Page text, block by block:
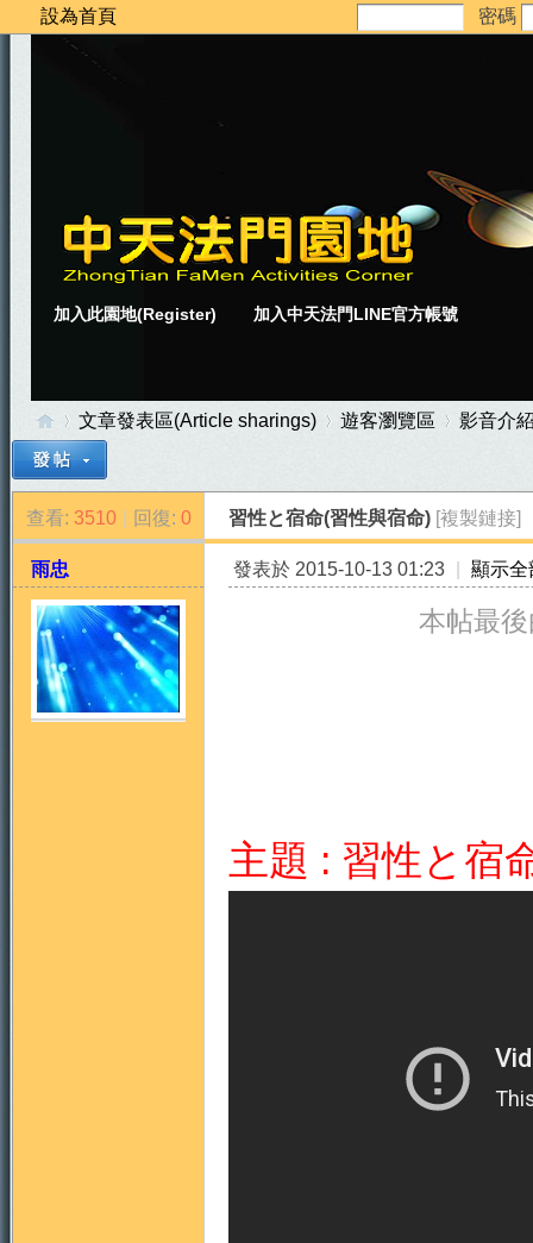
設為首頁 密碼
加入此園地(Register) 加入中天法門LINE官方帳號
中»
文章發表區(Article sharings)
›
遊客瀏覽區
›
影音介
查看: 3510 回復: 0 習性と宿命(習性與宿命) [複製鏈接]
雨忠 發表於 2015-10-13 01:23 顯示全
本帖最
主題 : 習性と宿